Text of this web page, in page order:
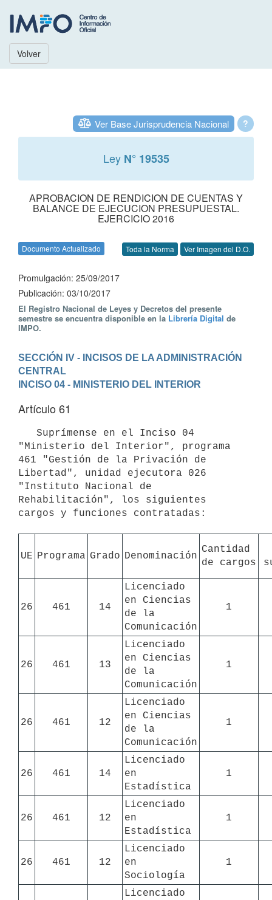
Volver
?
Ver Base Jurisprudencia Nacional
Ley N° 19535
APROBACION DE RENDICION DE CUENTAS Y
BALANCE DE EJECUCION PRESUPUESTAL.
EJERCICIO 2016
Documento Actualizado Toda la Norma Ver Imagen del D.O.
Promulgación: 25/09/2017
Publicación: 03/10/2017
El Registro Nacional de Leyes y Decretos del presente
semestre se encuentra disponible en la Librería Digital de
IMPO.
SECCIÓN IV - INCISOS DE LA ADMINISTRACIÓN
CENTRAL
INCISO 04 - MINISTERIO DEL INTERIOR
Artículo 61
"Ministerio del Interior", programa
461 "Gestión de la Privación de
Libertad", unidad ejecutora 026
"Instituto Nacional de
Rehabilitación", los siguientes
cargos y funciones contratadas:
UE Programa Grado Denominación
Cantidad
de cargos
26 461 14
Licenciado
en Ciencias
de la
Comunicación
1
26 461 13
Licenciado
en Ciencias
de la
Comunicación
1
26 461 12
Licenciado
en Ciencias
de la
Comunicación
1
26 461 14
Licenciado
en
Estadística
1
26 461 12
Licenciado
en
Estadística
1
26 461 12
Licenciado
en
Sociología
1
Licenciado